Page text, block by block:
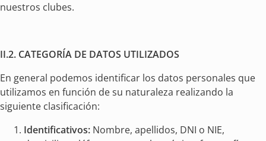
nuestros clubes.
II.2. CATEGORÍA DE DATOS UTILIZADOS
En general podemos identificar los datos personales que
utilizamos en función de su naturaleza realizando la
siguiente clasificación:
Identificativos: Nombre, apellidos, DNI o NIE,